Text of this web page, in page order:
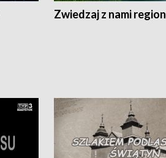
Zwiedzaj z nami region